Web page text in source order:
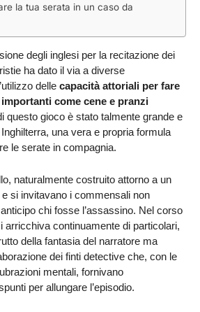
la tua serata in un caso da
degli inglesi per la recitazione dei
ha dato il via a diverse
delle capacità attoriali per fare
come cene e pranzi
questo gioco è stato talmente grande e
una vera e propria formula
le serate in compagnia.
naturalmente costruito attorno a un
e si invitavano i commensali non
chi fosse l’assassino. Nel corso
arricchiva continuamente di particolari,
della fantasia del narratore ma
dei finti detective che, con le
mentali, fornivano
per allungare l’episodio.